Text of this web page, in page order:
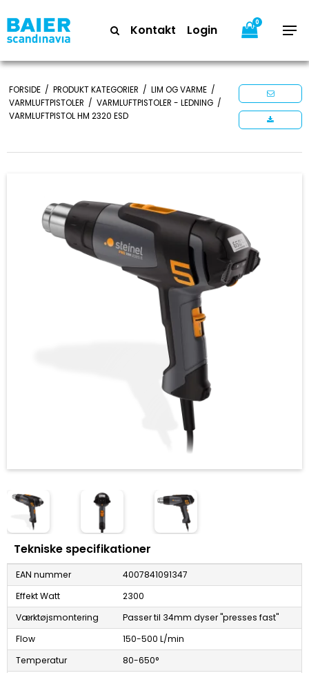
Kontakt Login 0
FORSIDE / PRODUKT KATEGORIER / LIM OG VARME /
VARMLUFTPISTOLER / VARMLUFTPISTOLER - LEDNING /
VARMLUFTPISTOL HM 2320 ESD
Tekniske specifikationer
EAN nummer
4007841091347
Effekt Watt
2300
Værktøjsmontering
Passer til 34mm dyser "presses fast"
Flow
150-500 L/min
Temperatur
80-650°